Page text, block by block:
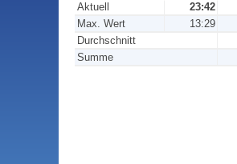
Aktuell
23:42
Max. Wert
13:29
Durchschnitt
Summe